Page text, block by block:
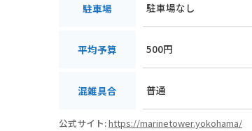
駐車場 駐車場なし
平均予算 500円
混雑具合 普通
公式サイト:https://marinetower.yokohama/